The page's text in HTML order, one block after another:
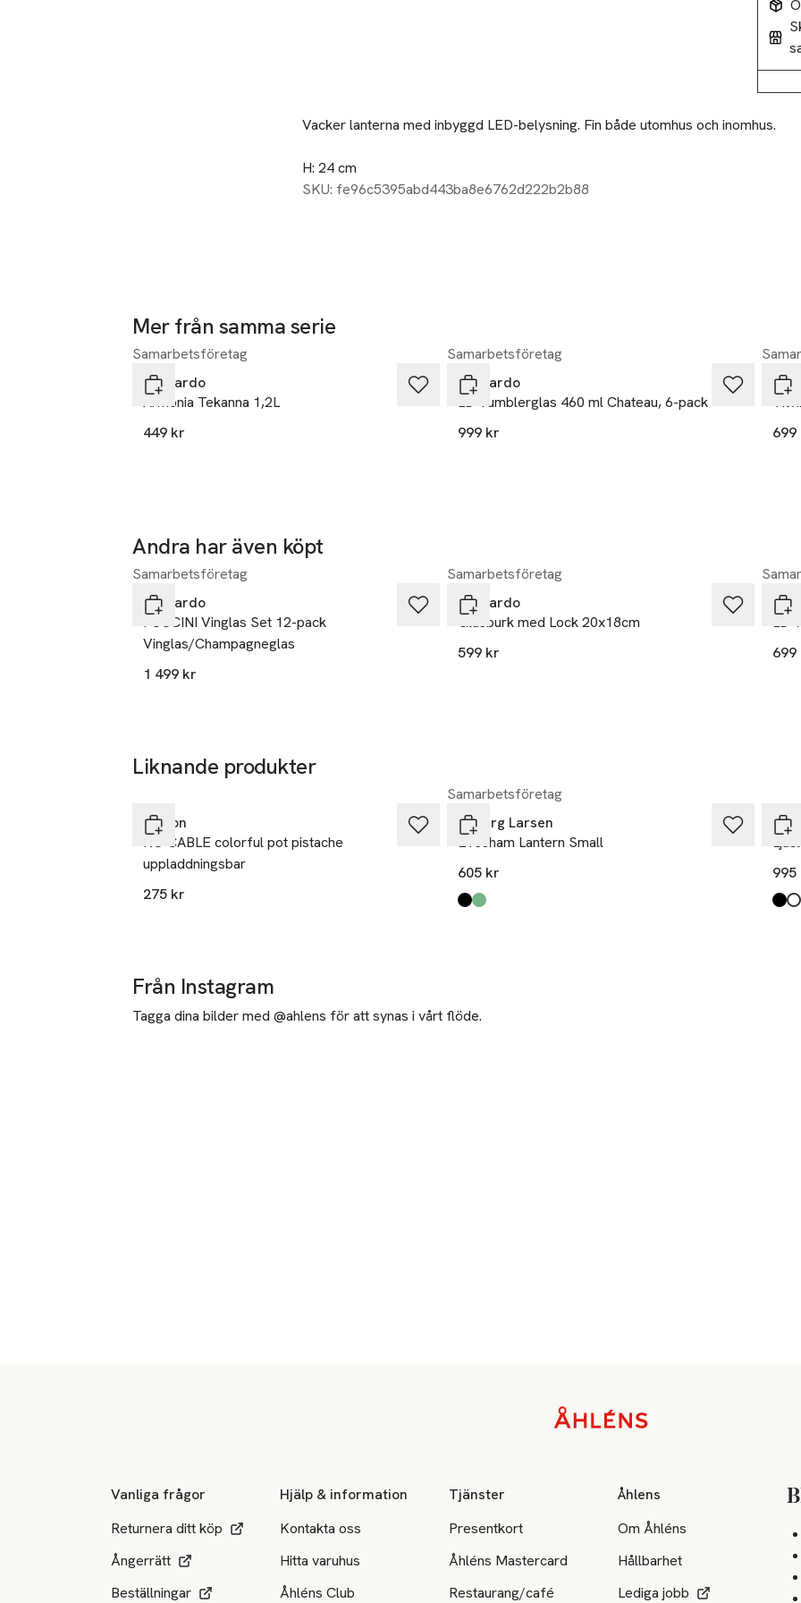
Beskrivning
Vacker lanterna med inbyggd LED-belysning. Fin både utomhus och inomhus.
H: 24 cm
SKU: fe96c5395abd443ba8e6762d222b2b88
Mer från samma serie
Hoppa över bildspelet
Samarbetsföretag
Leonardo
Armonia Tekanna 1,2L
449 kr
Samarbetsföretag
Leonardo
LD Tumblerglas 460 ml Chateau, 6-pack
999 kr
699
Andra har även köpt
Hoppa över bildspelet
Samarbetsföretag
Leonardo
PUCCINI Vinglas Set 12-pack
Vinglas/Champagneglas
1 499 kr
Samarbetsföretag
Leonardo
Glasburk med Lock 20x18cm
599 kr
LD
699
Liknande produkter
Unison
NO CABLE colorful pot pistache
uppladdningsbar
275 kr
Samarbetsföretag
Dyberg Larsen
Evesham Lantern Small
605 kr
Produkten finns i färgerna:
black/ white
green
995
Black
White
Från Instagram
Tagga dina bilder med @ahlens för att synas i vårt flöde.
Vanliga frågor
Returnera ditt köp
Ångerrätt
Beställningar
Hjälp & information
Kontakta oss
Hitta varuhus
Åhléns Club
Tjänster
Presentkort
Åhléns Mastercard
Restaurang/café
Åhlens
Om Åhléns
Hållbarhet
Lediga jobb